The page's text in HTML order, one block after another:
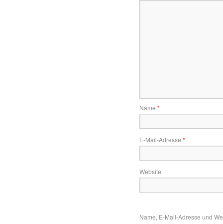
Name *
E-Mail-Adresse *
Website
Name, E-Mail-Adresse und